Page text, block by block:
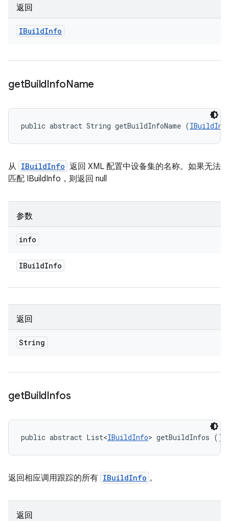
返回
IBuildInfo
getBuildInfoName
public abstract String getBuildInfoName (
从 IBuildInfo 返回 XML 配置中设备集的名称。如果无法
匹配 IBuildInfo，则返回 null
参数
info
IBuildInfo
返回
String
getBuildInfos
public abstract List<IBuildInfo> getBuildInfos ()
返回相应调用跟踪的所有 IBuildInfo 。
返回